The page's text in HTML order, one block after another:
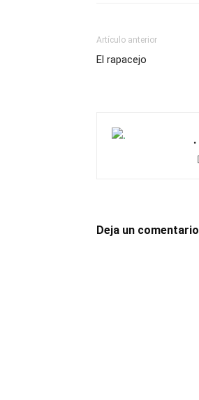
Artículo anterior
El rapacejo
.
Deja un comentario